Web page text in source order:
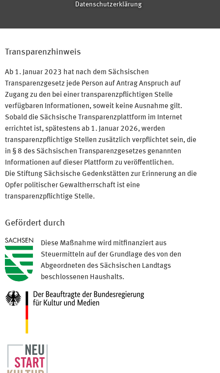
Datenschutzerklärung
Transparenzhinweis
Ab 1. Januar 2023 hat nach dem Sächsischen
Transparenzgesetz jede Person auf Antrag Anspruch auf
Zugang zu den bei einer transparenzpflichtigen Stelle
verfügbaren Informationen, soweit keine Ausnahme gilt.
Sobald die Sächsische Transparenzplattform im Internet
errichtet ist, spätestens ab 1. Januar 2026, werden
transparenzpflichtige Stellen zusätzlich verpflichtet sein, die
in § 8 des Sächsischen Transparenzgesetzes genannten
Informationen auf dieser Plattform zu veröffentlichen.
Die Stiftung Sächsische Gedenkstätten zur Erinnerung an die
Opfer politischer Gewaltherrschaft ist eine
transparenzpflichtige Stelle.
Gefördert durch
Diese Maßnahme wird mitfinanziert aus
Steuermitteln auf der Grundlage des von den
Abgeordneten des Sächsischen Landtags
beschlossenen Haushalts.